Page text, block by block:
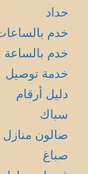
حداد
خدم
خدم بالساعة
خدمة توصيل
دليل أرقام
سباك
صالون منازل
صباغ